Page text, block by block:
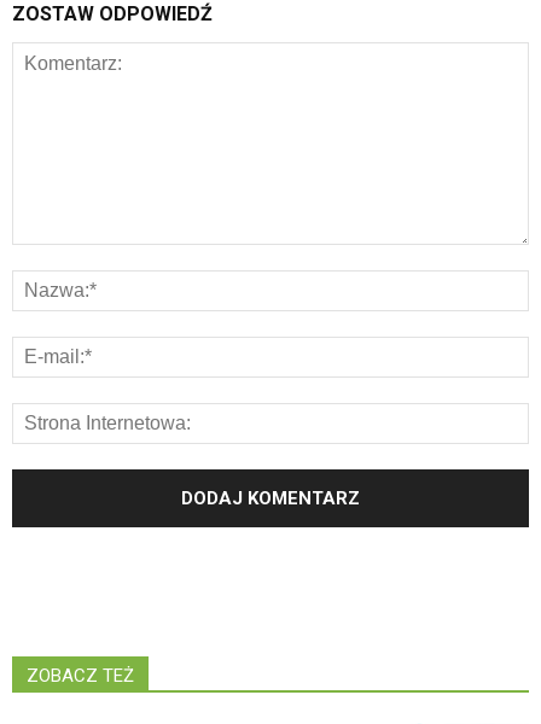
ZOSTAW ODPOWIEDŹ
ZOBACZ TEŻ